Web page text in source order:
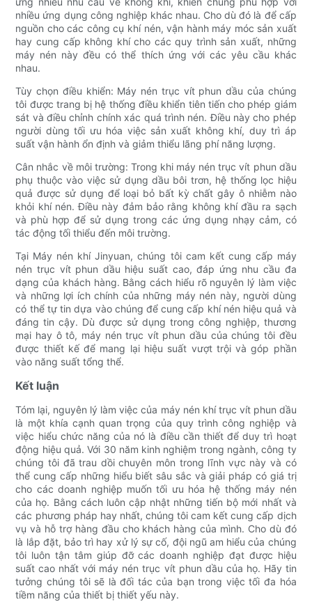
nhiều ứng dụng công nghiệp khác nhau. Cho dù đó là để cấp
nguồn cho các công cụ khí nén, vận hành máy móc sản xuất
hay cung cấp không khí cho các quy trình sản xuất, những
máy nén này đều có thể thích ứng với các yêu cầu khác
nhau.
Tùy chọn điều khiển: Máy nén trục vít phun dầu của chúng
tôi được trang bị hệ thống điều khiển tiên tiến cho phép giám
sát và điều chỉnh chính xác quá trình nén. Điều này cho phép
người dùng tối ưu hóa việc sản xuất không khí, duy trì áp
suất vận hành ổn định và giảm thiểu lãng phí năng lượng.
Cân nhắc về môi trường: Trong khi máy nén trục vít phun dầu
phụ thuộc vào việc sử dụng dầu bôi trơn, hệ thống lọc hiệu
quả được sử dụng để loại bỏ bất kỳ chất gây ô nhiễm nào
khỏi khí nén. Điều này đảm bảo rằng không khí đầu ra sạch
và phù hợp để sử dụng trong các ứng dụng nhạy cảm, có
tác động tối thiểu đến môi trường.
Tại Máy nén khí Jinyuan, chúng tôi cam kết cung cấp máy
nén trục vít phun dầu hiệu suất cao, đáp ứng nhu cầu đa
dạng của khách hàng. Bằng cách hiểu rõ nguyên lý làm việc
và những lợi ích chính của những máy nén này, người dùng
có thể tự tin dựa vào chúng để cung cấp khí nén hiệu quả và
đáng tin cậy. Dù được sử dụng trong công nghiệp, thương
mại hay ô tô, máy nén trục vít phun dầu của chúng tôi đều
được thiết kế để mang lại hiệu suất vượt trội và góp phần
vào năng suất tổng thể.
Kết luận
Tóm lại, nguyên lý làm việc của máy nén khí trục vít phun dầu
là một khía cạnh quan trọng của quy trình công nghiệp và
việc hiểu chức năng của nó là điều cần thiết để duy trì hoạt
động hiệu quả. Với 30 năm kinh nghiệm trong ngành, công ty
chúng tôi đã trau dồi chuyên môn trong lĩnh vực này và có
thể cung cấp những hiểu biết sâu sắc và giải pháp có giá trị
cho các doanh nghiệp muốn tối ưu hóa hệ thống máy nén
của họ. Bằng cách luôn cập nhật những tiến bộ mới nhất và
các phương pháp hay nhất, chúng tôi cam kết cung cấp dịch
vụ và hỗ trợ hàng đầu cho khách hàng của mình. Cho dù đó
là lắp đặt, bảo trì hay xử lý sự cố, đội ngũ am hiểu của chúng
tôi luôn tận tâm giúp đỡ các doanh nghiệp đạt được hiệu
suất cao nhất với máy nén trục vít phun dầu của họ. Hãy tin
tưởng chúng tôi sẽ là đối tác của bạn trong việc tối đa hóa
tiềm năng của thiết bị thiết yếu này.